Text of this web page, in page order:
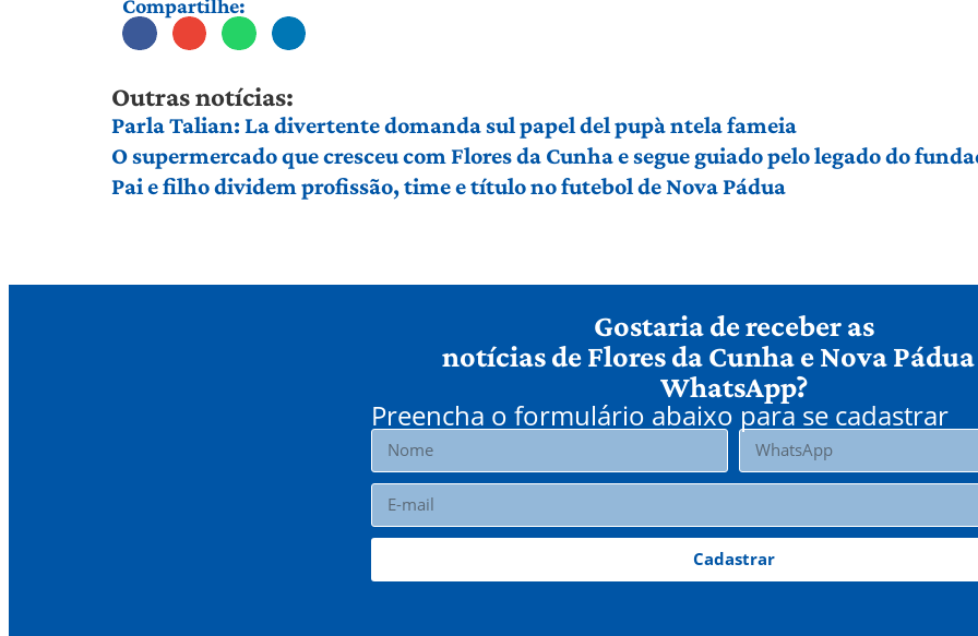
Compartilhe:
Outras notícias:
Parla Talian: La divertente domanda sul papel del pupà ntela fameia
O supermercado que cresceu com Flores da Cunha e segue guiado pelo legado do
Pai e filho dividem profissão, time e título no futebol de Nova Pádua
Gostaria de receber as
notícias de Flores da Cunha e Nova
WhatsApp?
Preencha o formulário abaixo para se cadastrar
Cadastrar